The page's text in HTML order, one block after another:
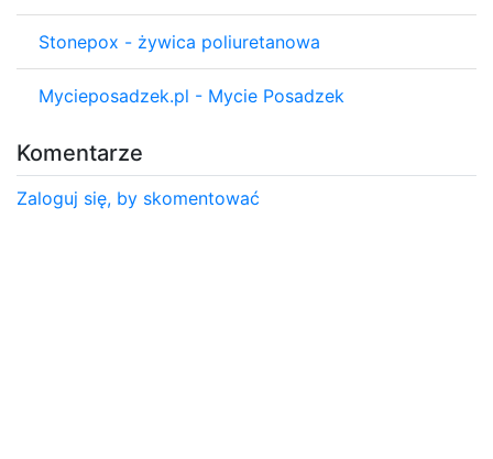
Stonepox - żywica poliuretanowa
Mycieposadzek.pl - Mycie Posadzek
Komentarze
Zaloguj się, by skomentować